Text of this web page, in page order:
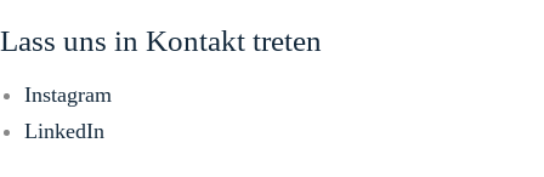
Lass uns in Kontakt treten
Instagram
LinkedIn